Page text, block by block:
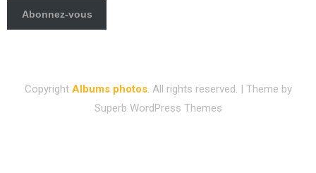
Abonnez-vous
Copyright Albums photos. All rights reserved. | Theme by
Superb WordPress Themes